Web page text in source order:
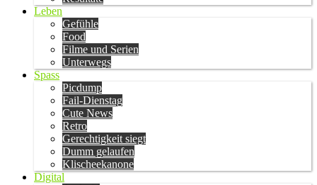
Leben
Gefühle
Food
Filme und Serien
Unterwegs
Spass
Picdump
Fail-Dienstag
Cute News
Retro
Gerechtigkeit siegt
Dumm gelaufen
Klischeekanone
Digital